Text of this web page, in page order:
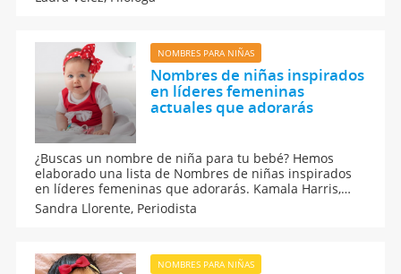
niña, te sugerimos un listado de los 10 nombres
NOMBRES PARA NIÑAS
Nombres de niñas inspirados
en líderes femeninas
actuales que adorarás
¿Buscas un nombre de niña para tu bebé? Hemos
elaborado una lista de Nombres de niñas inspirados
en líderes femeninas que adorarás. Kamala Harris,
Greta Thunberg o Malala Yousafzai son solo algunas
de las ideas de nombres para niñas que hemos
Sandra Llorente, Periodista
NOMBRES PARA NIÑAS